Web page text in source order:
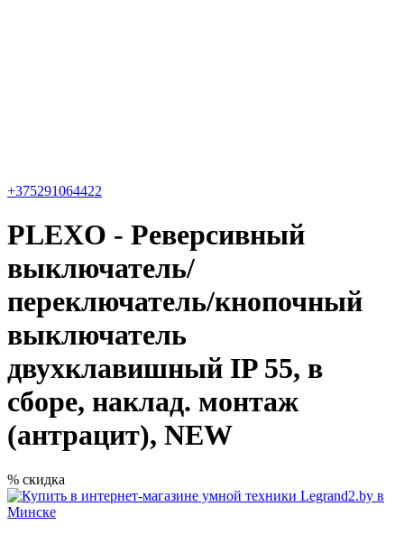
+375291064422
PLEXO - Реверсивный
выключатель/
переключатель/кнопочный
выключатель
двухклавишный IP 55, в
сборе, наклад. монтаж
(антрацит), NEW
% скидка